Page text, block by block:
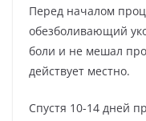
Перед началом
обезболивающий
боли и не мешал
действует местно.
Спустя 10-14 дней